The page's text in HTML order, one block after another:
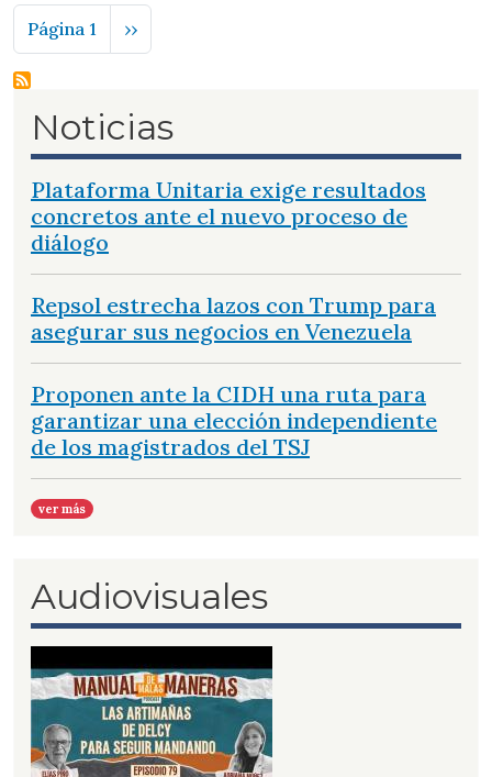
Paginación
Página 1 Siguiente página
››
Noticias
Plataforma Unitaria exige resultados
concretos ante el nuevo proceso de
diálogo
Repsol estrecha lazos con Trump para
asegurar sus negocios en Venezuela
Proponen ante la CIDH una ruta para
garantizar una elección independiente
de los magistrados del TSJ
ver más
Audiovisuales